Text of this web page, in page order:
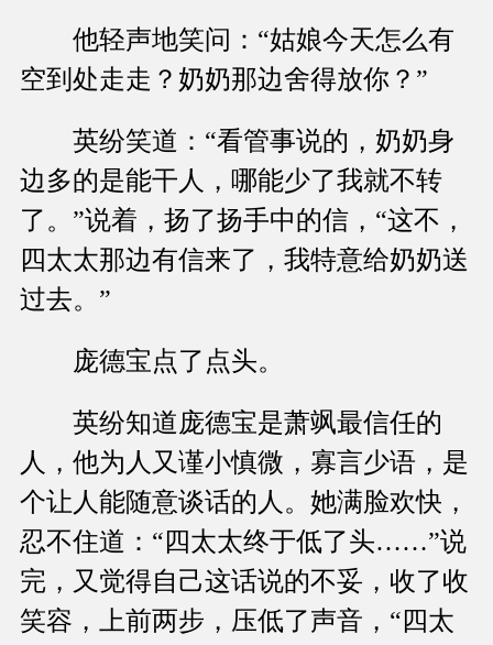
他轻声地笑问：“姑娘今天怎么有
空到处走走？奶奶那边舍得放你？”
英纷笑道：“看管事说的，奶奶身
边多的是能干人，哪能少了我就不转
了。”说着，扬了扬手中的信，“这不，
四太太那边有信来了，我特意给奶奶送
过去。”
庞德宝点了点头。
英纷知道庞德宝是萧飒最信任的
人，他为人又谨小慎微，寡言少语，是
个让人能随意谈话的人。她满脸欢快，
忍不住道：“四太太终于低了头……”说
完，又觉得自己这话说的不妥，收了收
笑容，上前两步，压低了声音，“四太